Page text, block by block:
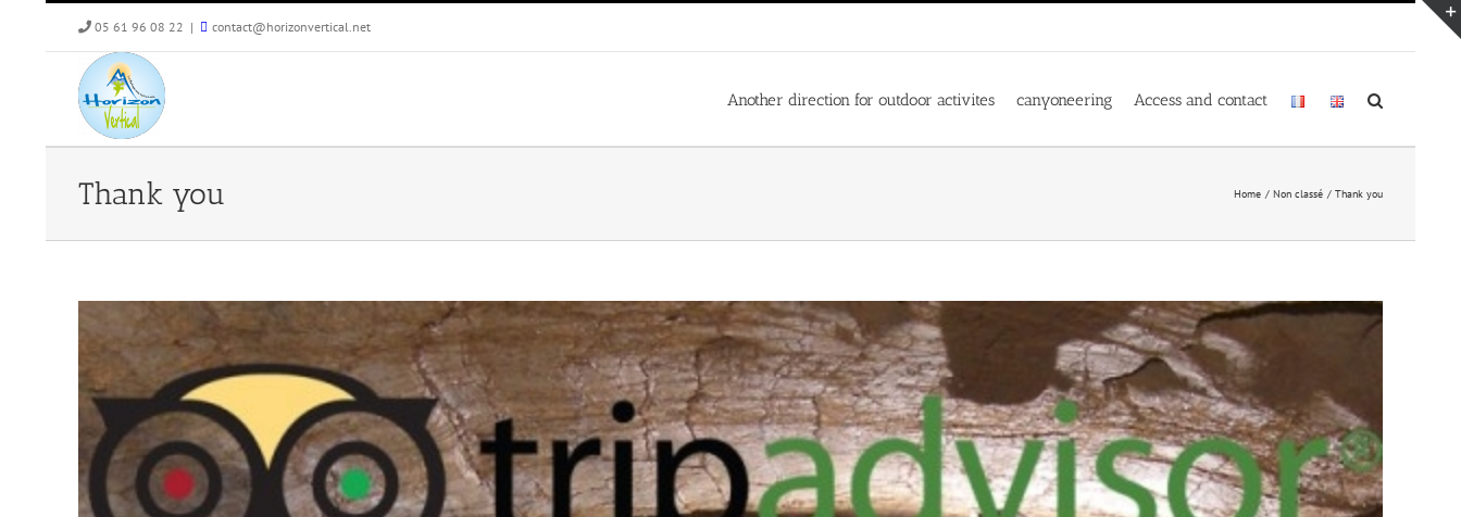
content
05 61 96 08 22 | contact@horizonvertical.net
Another direction for outdoor activites canyoneering Access and contact
Thank you Home Non classé Thank you
Larger